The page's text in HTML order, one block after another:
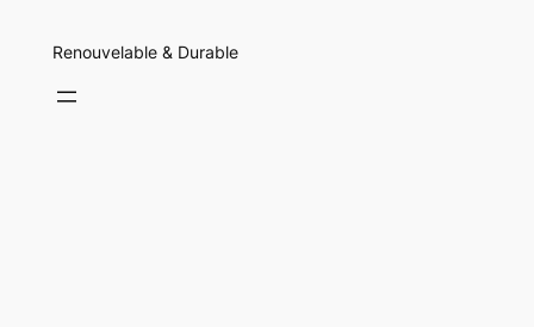
Renouvelable & Durable